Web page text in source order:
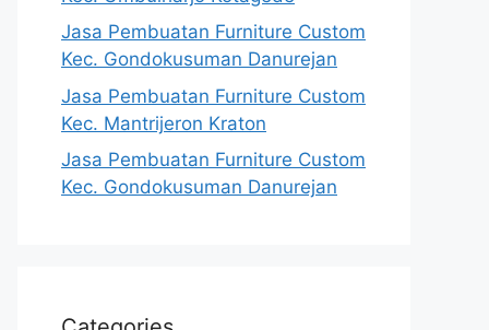
Jasa Pembuatan Furniture Custom
Kec. Gondokusuman Danurejan
Jasa Pembuatan Furniture Custom
Kec. Mantrijeron Kraton
Jasa Pembuatan Furniture Custom
Kec. Gondokusuman Danurejan